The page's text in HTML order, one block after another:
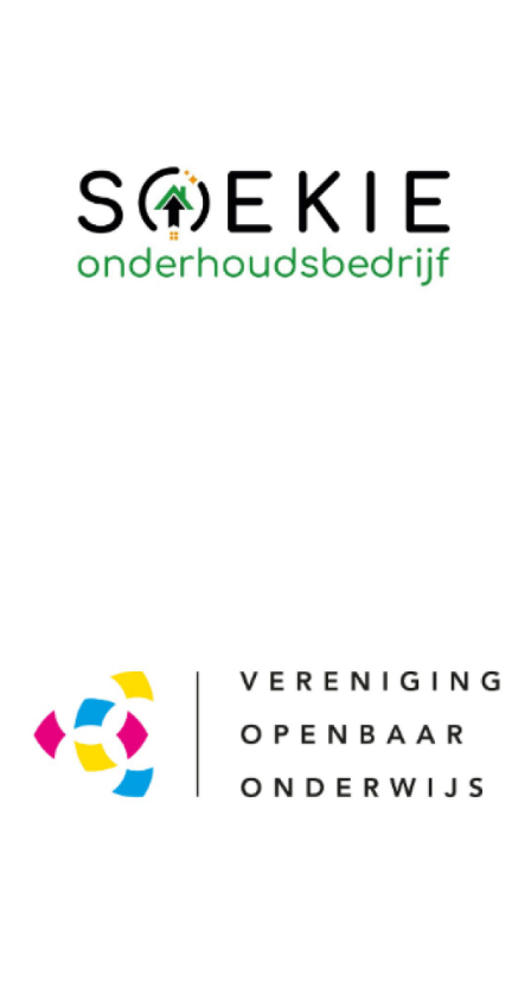
Soekie Onderhoudsbedrijf –
klantvriendelijke teksten voor de
website
juni 28, 2021
Vereniging Openbaar Onderwijs &
Nationale Onderwijsgids